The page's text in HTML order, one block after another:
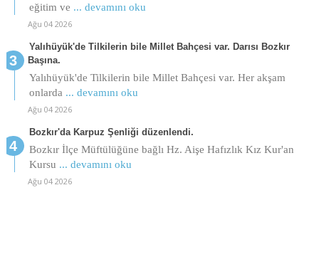
eğitim ve ... devamını oku
Ağu 04 2026
Yalıhüyük'de Tilkilerin bile Millet Bahçesi var. Darısı Bozkır
Başına.
Yalıhüyük'de Tilkilerin bile Millet Bahçesi var. Her akşam
onlarda ... devamını oku
Ağu 04 2026
Bozkır'da Karpuz Şenliği düzenlendi.
Bozkır İlçe Müftülüğüne bağlı Hz. Aişe Hafızlık Kız Kur'an
Kursu ... devamını oku
Ağu 04 2026